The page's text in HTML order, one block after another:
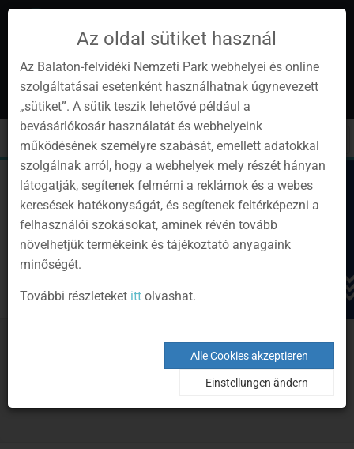
Instagram
YoutubeFacebookProgramok
Newsletter
de
Toggle
cart
Toggle
navigation
Anmelden
Suche
Az oldal sütiket használ
Az Balaton-felvidéki Nemzeti Park webhelyei és online
szolgáltatásai esetenként használhatnak úgynevezett
„sütiket”. A sütik teszik lehetővé például a
bevásárlókosár használatát és webhelyeink
működésének személyre szabását, emellett adatokkal
szolgálnak arról, hogy a webhelyek mely részét hányan
látogatják, segítenek felmérni a reklámok és a webes
keresések hatékonyságát, és segítenek feltérképezni a
felhasználói szokásokat, aminek révén tovább
növelhetjük termékeink és tájékoztató anyagaink
minőségét.
További részleteket ittolvashat.
Alle Cookies akzeptieren
Einstellungen ändern